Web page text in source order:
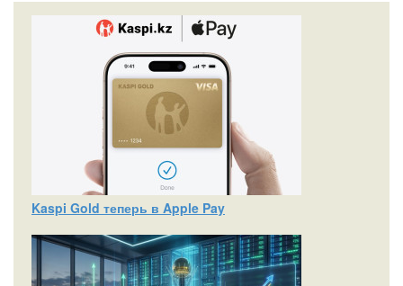
Kaspi Gold теперь в Apple Pay